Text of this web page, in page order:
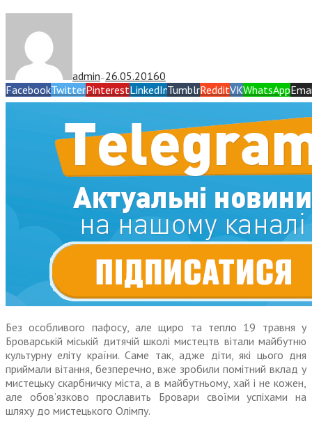
admin — 26.05.20160
FacebookTwitterPinterestLinkedInTumblrRedditVKWhatsApp
Без особливого пафосу, але щиро та тепло 19 травня у
Броварській міській дитячій школі мистецтв вітали майбутню
культурну еліту країни. Саме так, адже діти, які цього дня
приймали вітання, безперечно, вже зробили помітний вклад у
мистецьку скарбничку міста, а в майбутньому, хай і не кожен,
але обов’язково прославить Бровари своїми успіхами на
шляху до мистецького Олімпу.